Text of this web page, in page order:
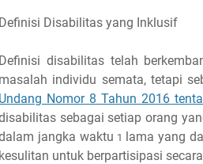
Definisi Disabilitas yang Inklusif
Definisi disabilitas telah
masalah individu semata, tetapi
Undang Nomor 8 Tahun 2016
sebagai setiap orang
jangka waktu 1 lama yang
kesulitan untuk berpartisipasi